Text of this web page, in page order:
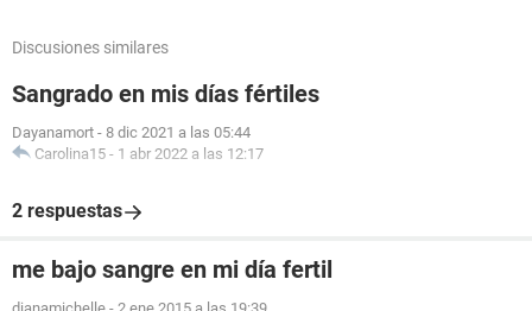
Discusiones similares
Sangrado en mis días fértiles
Dayanamort - 8 dic 2021 a las 05:44
Carolina15 - 1 abr 2022 a las 12:17
2 respuestas
me bajo sangre en mi día fertil